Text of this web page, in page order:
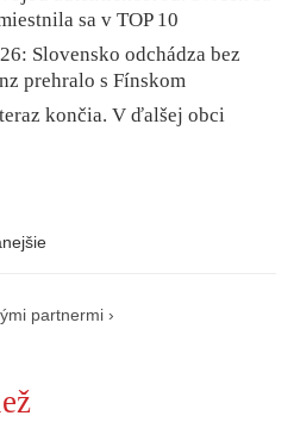
sa v TOP 10
Slovensko odchádza bez
prehralo s Fínskom
končia. V ďalšej obci
partnermi ›